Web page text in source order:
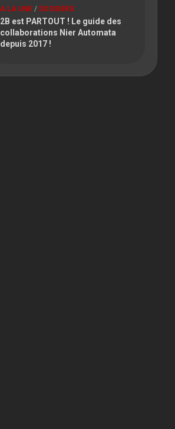
A LA UNE / DOSSIERS
2B est PARTOUT ! Le guide des
collaborations Nier Automata
depuis 2017 !